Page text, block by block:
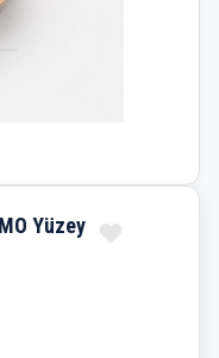
Yüzey